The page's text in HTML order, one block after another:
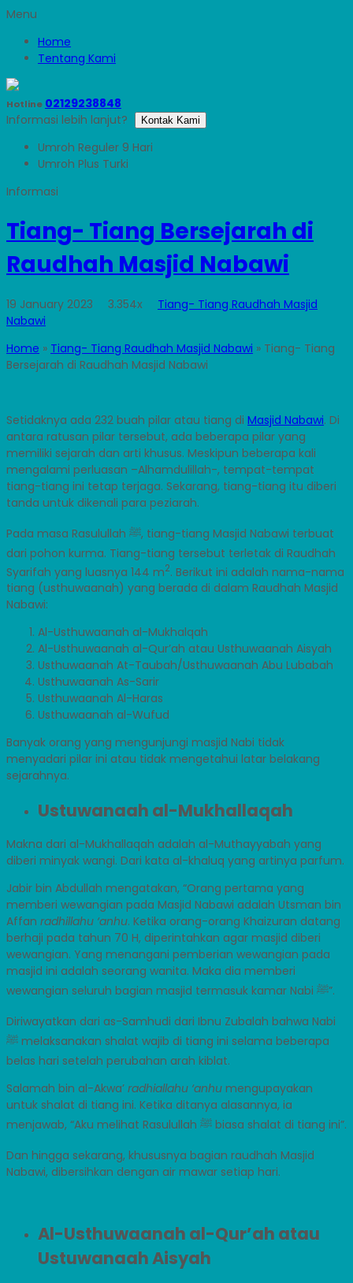
Menu
Home
Tentang Kami
Hotline 02129238848
Informasi lebih lanjut?
Kontak Kami
Umroh Reguler 9 Hari
Umroh Plus Turki
Tiang- Tiang Bersejarah di
Raudhah Masjid Nabawi
19 January 2023 3.354x
Tiang- Tiang Raudhah Masjid
Nabawi
Home » Tiang- Tiang Raudhah Masjid Nabawi » Tiang- Tiang
Bersejarah di Raudhah Masjid Nabawi
Setidaknya ada 232 buah pilar atau tiang di Masjid Nabawi. Di
antara ratusan pilar tersebut, ada beberapa pilar yang
memiliki sejarah dan arti khusus. Meskipun beberapa kali
mengalami perluasan –Alhamdulillah-, tempat-tempat
tiang-tiang ini tetap terjaga. Sekarang, tiang-tiang itu diberi
tanda untuk dikenali para peziarah.
Pada masa Rasulullah ﷺ, tiang-tiang Masjid Nabawi terbuat
dari pohon kurma. Tiang-tiang tersebut terletak di Raudhah
Syarifah yang luasnya 144 m2. Berikut ini adalah nama-nama
tiang (usthuwaanah) yang berada di dalam Raudhah Masjid
Nabawi:
Al-Usthuwaanah al-Mukhalqah
Al-Usthuwaanah al-Qur’ah atau Usthuwaanah Aisyah
Usthuwaanah At-Taubah/Usthuwaanah Abu Lubabah
Usthuwaanah As-Sarir
Usthuwaanah Al-Haras
Usthuwaanah al-Wufud
Banyak orang yang mengunjungi masjid Nabi tidak
menyadari pilar ini atau tidak mengetahui latar belakang
sejarahnya.
Ustuwanaah al-Mukhallaqah
Makna dari al-Mukhallaqah adalah al-Muthayyabah yang
diberi minyak wangi. Dari kata al-khaluq yang artinya parfum.
Jabir bin Abdullah mengatakan, “Orang pertama yang
memberi wewangian pada Masjid Nabawi adalah Utsman bin
Affan radhillahu ‘anhu. Ketika orang-orang Khaizuran datang
berhaji pada tahun 70 H, diperintahkan agar masjid diberi
wewangian. Yang menangani pemberian wewangian pada
masjid ini adalah seorang wanita. Maka dia memberi
wewangian seluruh bagian masjid termasuk kamar Nabi ﷺ”.
Diriwayatkan dari as-Samhudi dari Ibnu Zubalah bahwa Nabi
ﷺ melaksanakan shalat wajib di tiang ini selama beberapa
belas hari setelah perubahan arah kiblat.
Salamah bin al-Akwa’ radhiallahu ‘anhu mengupayakan
untuk shalat di tiang ini. Ketika ditanya alasannya, ia
menjawab, “Aku melihat Rasulullah ﷺ biasa shalat di tiang ini”.
Dan hingga sekarang, khususnya bagian raudhah Masjid
Nabawi, dibersihkan dengan air mawar setiap hari.
Al-Usthuwaanah al-Qur’ah atau
Ustuwanaah Aisyah